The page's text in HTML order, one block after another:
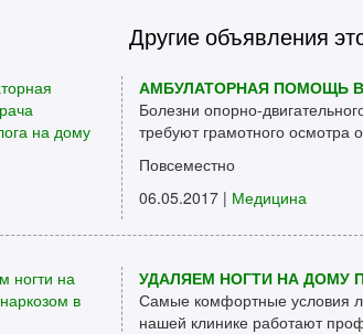
Другие объявления
АМБУЛАТОРНАЯ ПОМОЩЬ
Болезни опорно-
требуют грамотного осмотра
Повсеместно
06.05.2017 | Медицина
УДАЛЯЕМ НОГТИ НА ДОМУ
Самые комфортные условия
нашей клинике работают